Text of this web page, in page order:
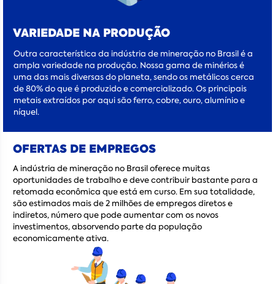
VARIEDADE NA PRODUÇÃO
Outra característica da indústria de mineração no Brasil é a
ampla variedade na produção. Nossa gama de minérios é
uma das mais diversas do planeta, sendo os metálicos cerca
de 80% do que é produzido e comercializado. Os principais
metais extraídos por aqui são ferro, cobre, ouro, alumínio e
níquel.
OFERTAS DE EMPREGOS
A indústria de mineração no Brasil oferece muitas
oportunidades de trabalho e deve contribuir bastante para a
retomada econômica que está em curso. Em sua totalidade,
são estimados mais de 2 milhões de empregos diretos e
indiretos, número que pode aumentar com os novos
investimentos, absorvendo parte da população
economicamente ativa.